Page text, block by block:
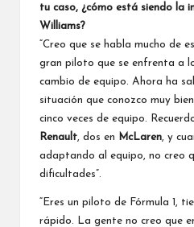
tu caso, ¿cómo está siendo la
Williams?
“Creo que se habla mucho de
gran piloto que se enfrenta a
cambio de equipo. Ahora ha
situación que conozco muy
cinco veces de equipo.
Renault , dos en McLaren , y
adaptando al equipo, no creo
dificultades”.
“Eres un piloto de Fórmula 1,
rápido. La gente no creo que